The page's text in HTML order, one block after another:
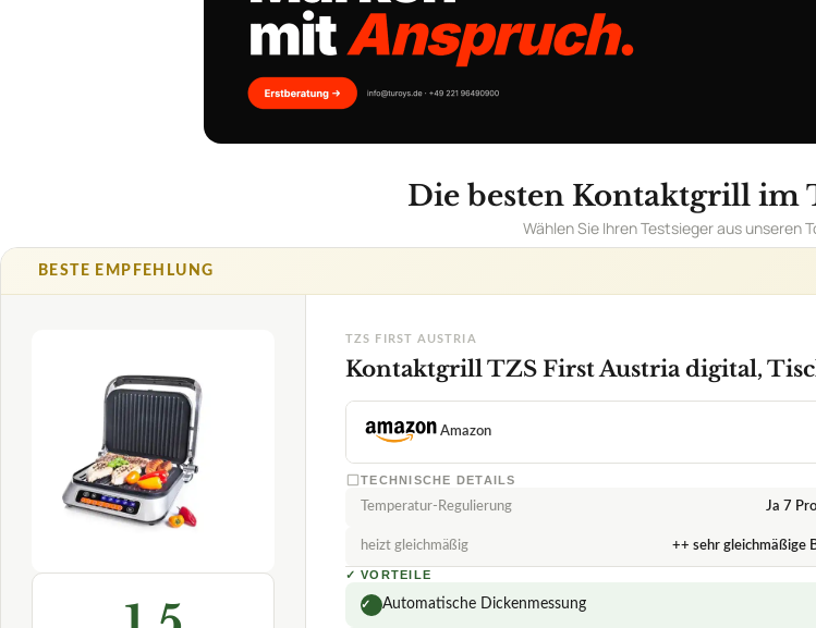
SEHR GUT
Tzs First Austria
Kontaktgrill
08/2026
★★★★★
TZS FIRST AUSTRIA
Kontaktgrill TZS First Austria digital,
TECHNISCHE DETAILS
Ja 7
✓ VORTEILE
✓ als Kontakt- und Tischgrill verwendbar
✓ abnehmbare
Fragen und Antworten zu Kontaktgrill TZS First Austria digital,
Kann der Kontaktgrill TZS First Austria digital auch zum Grillen
Wie kann die Temperatur beim TZS First Austria digitalen
Wie hoch ist die maximale Leistung des Grills?